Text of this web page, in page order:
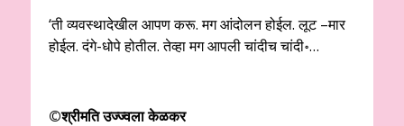
‘ती व्यवस्थादेखील आपण करू. मग आंदोलन होईल. लूट –मार
होईल. दंगे-धोपे होतील. तेव्हा मग आपली चांदीच चांदी॰…
©श्रीमति उज्ज्वला केळकर